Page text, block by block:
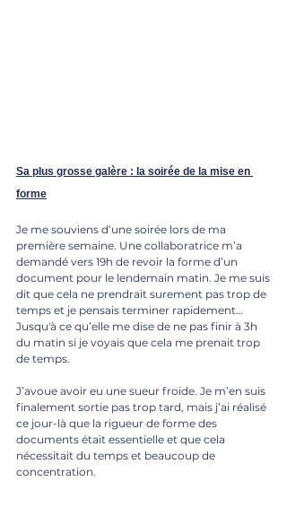
Sa plus grosse galère : la soirée de la mise en
forme
Je me souviens d’une soirée lors de ma
première semaine. Une collaboratrice m’a
demandé vers 19h de revoir la forme d’un
document pour le lendemain matin. Je me suis
dit que cela ne prendrait surement pas trop de
temps et je pensais terminer rapidement…
Jusqu'à ce qu’elle me dise de ne pas finir à 3h
du matin si je voyais que cela me prenait trop
de temps.
J’avoue avoir eu une sueur froide. Je m’en suis
finalement sortie pas trop tard, mais j’ai réalisé
ce jour-là que la rigueur de forme des
documents était essentielle et que cela
nécessitait du temps et beaucoup de
concentration.